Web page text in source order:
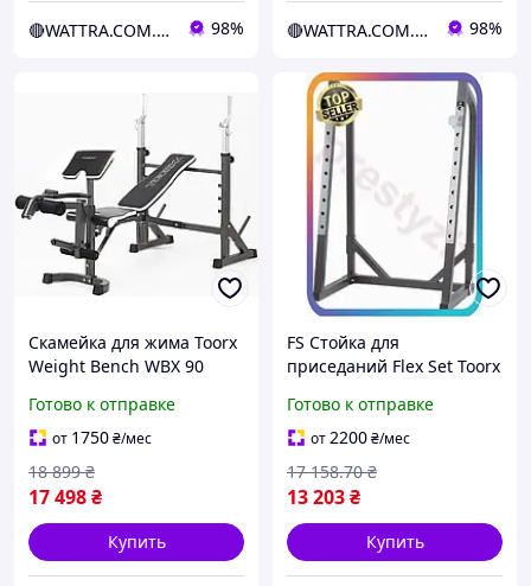
🔴WATTRA.COM.UA - дело техники... 98% 🔴WATTRA.COM.UA - дело техники... 98%
Скамейка для жима Toorx
Weight Bench WBX 90
Готово к отправке
от 1750₴/мес
17 498₴
18 899 ₴
Купить
FS Стойка для
приседаний Flex Set Toorx
домашнего
использования
регулируемая высота ст
SET18-F
Готово к отправке
от2200₴/мес
13 203₴
17 158.70 ₴
Купить